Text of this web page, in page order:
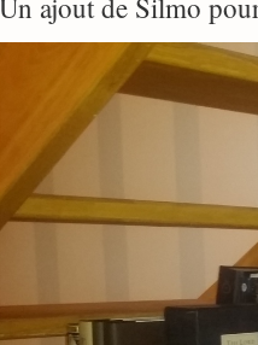
Un ajout de Silmo